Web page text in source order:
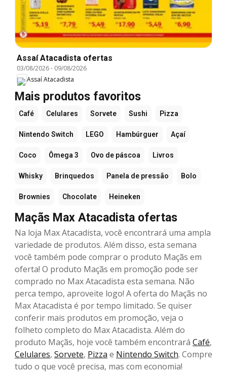
Assaí Atacadista ofertas
03/08/2026- 09/08/2026
Assaí Atacadista
Mais produtos favoritos
Café Celulares Sorvete Sushi Pizza
Nintendo Switch LEGO Hambúrguer Açaí
Coco Ômega 3 Ovo de páscoa Livros
Whisky Brinquedos Panela de pressão Bolo
Brownies Chocolate Heineken
Maçãs Max Atacadista ofertas
Na loja Max Atacadista, você encontrará uma ampla
variedade de produtos. Além disso, esta semana
você também pode comprar o produto Maçãs em
oferta! O produto Maçãs em promoção pode ser
comprado no Max Atacadista esta semana. Não
perca tempo, aproveite logo! A oferta do Maçãs no
Max Atacadista é por tempo limitado. Se quiser
conferir mais produtos em promoção, veja o
folheto completo do Max Atacadista. Além do
produto Maçãs, hoje você também encontrará Café,
Celulares, Sorvete, Pizza e Nintendo Switch. Compre
tudo o que você precisa, mas com economia!